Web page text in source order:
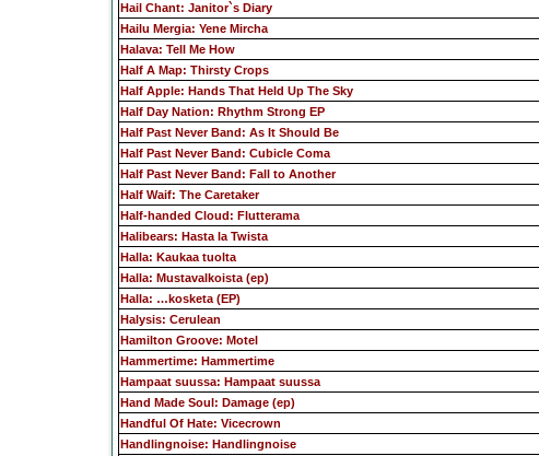
Hail Chant: Janitor`s Diary
Hailu Mergia: Yene Mircha
Halava: Tell Me How
Half A Map: Thirsty Crops
Half Apple: Hands That Held Up The Sky
Half Day Nation: Rhythm Strong EP
Half Past Never Band: As It Should Be
Half Past Never Band: Cubicle Coma
Half Past Never Band: Fall to Another
Half Waif: The Caretaker
Half-handed Cloud: Flutterama
Halibears: Hasta la Twista
Halla: Kaukaa tuolta
Halla: Mustavalkoista (ep)
Halla: …kosketa (EP)
Halysis: Cerulean
Hamilton Groove: Motel
Hammertime: Hammertime
Hampaat suussa: Hampaat suussa
Hand Made Soul: Damage (ep)
Handful Of Hate: Vicecrown
Handlingnoise: Handlingnoise